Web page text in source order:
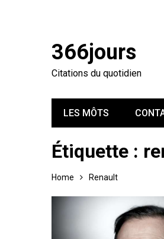
366jours
Citations du quotidien
LES MÔTS
Étiquette :
Home Renault